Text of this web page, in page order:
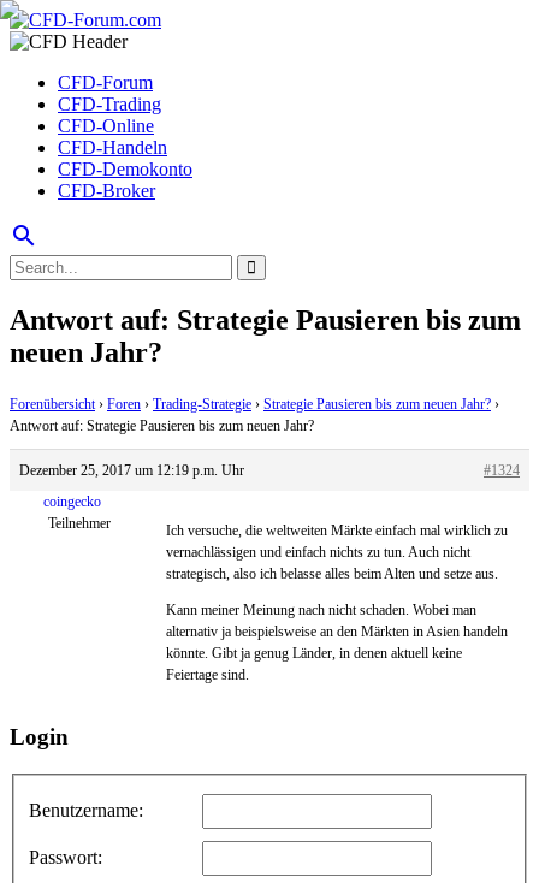
CFD-Forum
CFD-Trading
CFD-Online
CFD-Handeln
CFD-Demokonto
CFD-Broker
search
Antwort auf: Strategie Pausieren bis zum
neuen Jahr?
Forenübersicht › Foren › Trading-Strategie › Strategie Pausieren bis zum neuen Jahr? ›
Antwort auf: Strategie Pausieren bis zum neuen Jahr?
Dezember 25, 2017 um 12:19 p.m. Uhr
#1324
coingecko
Teilnehmer
Ich versuche, die weltweiten Märkte einfach mal wirklich zu
vernachlässigen und einfach nichts zu tun. Auch nicht
strategisch, also ich belasse alles beim Alten und setze aus.
Kann meiner Meinung nach nicht schaden. Wobei man
alternativ ja beispielsweise an den Märkten in Asien handeln
könnte. Gibt ja genug Länder, in denen aktuell keine
Feiertage sind.
Login
Benutzername:
Passwort: